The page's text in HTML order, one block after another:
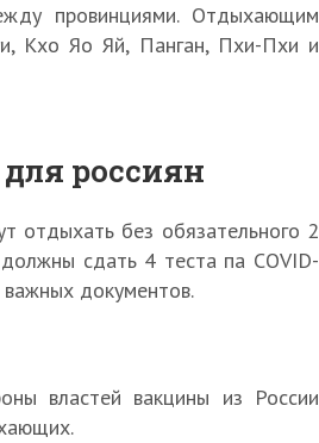
провинциями. Отдыхающим
Кхо Яо Яй, Панган, Пхи-Пхи и
россиян
отдыхать без обязательного 2
сдать 4 теста па COVID-
документов.
властей вакцины из России